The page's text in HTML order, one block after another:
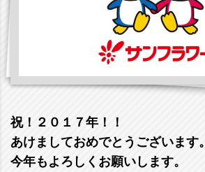
祝！２０１７年！！
あけましておめでとうございます。
今年もよろしくお願いします。